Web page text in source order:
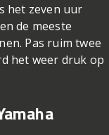
het zeven uur
de meeste
Pas ruim twee
het weer druk op